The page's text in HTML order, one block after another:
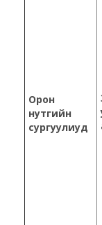
Орон
нутгийн
сургуулиуд